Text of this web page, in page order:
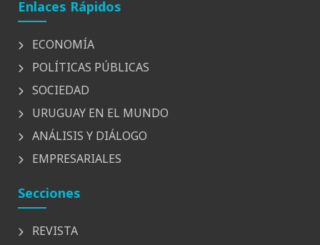
Enlaces Rápidos
ECONOMÍA
POLÍTICAS PÚBLICAS
SOCIEDAD
URUGUAY EN EL MUNDO
ANÁLISIS Y DIÁLOGO
EMPRESARIALES
Secciones
REVISTA